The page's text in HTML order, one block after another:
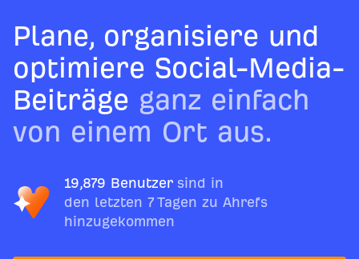
Plane, organisiere und
optimiere Social-Media-
Beiträge ganz einfach
von einem Ort aus.
19,879 Benutzer sind in
den letzten 7 Tagen zu Ahrefs
hinzugekommen